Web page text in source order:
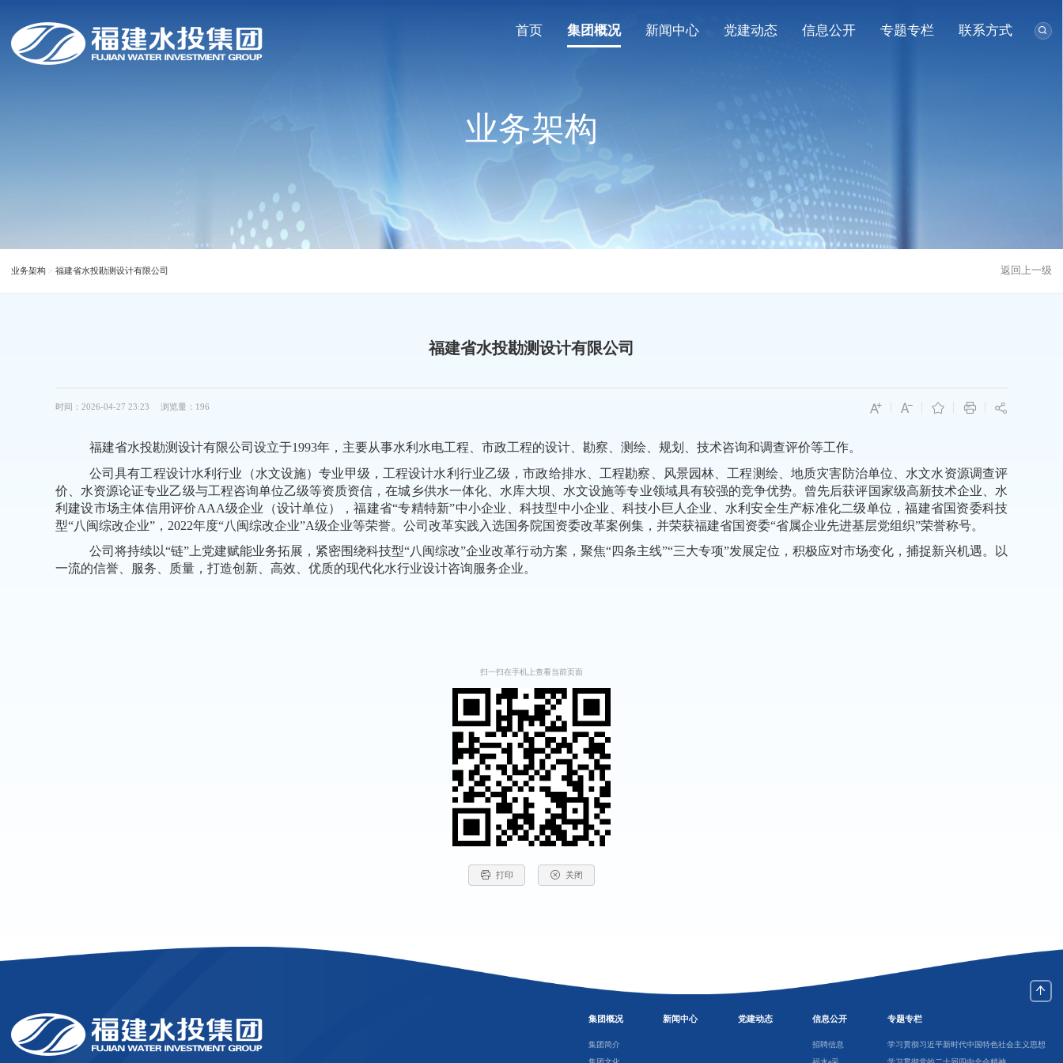
首页 集团概况 新闻中心 党建动态 信息公开 专题专栏 联系方式
业务架构
业务架构 福建省水投勘测设计有限公司 返回上一级
福建省水投勘测设计有限公司
时间：2026-04-27 23:23 浏览量：196
福建省水投勘测设计有限公司设立于1993年，主要从事水利水电工程、市政工程的设计、勘察、测绘、规划、技术咨询和调查评价等工作。
公司具有工程设计水利行业（水文设施）专业甲级，工程设计水利行业乙级，市政给排水、工程勘察、风景园林、工程测绘、地质灾害防治单位、水文水资源调查评
价、水资源论证专业乙级与工程咨询单位乙级等资质资信，在城乡供水一体化、水库大坝、水文设施等专业领域具有较强的竞争优势。 曾先后获评国家级高新技术企业、水
利建设市场主体信用评价AAA级企业（设计单位） ，福建省“专精特新”中小企业 科技型中小企业、科技小巨人企业 水利安全生产标准化二级单位 ，福建省国资委科技
型“八闽综改企业”，2022年度“八闽综改企业”A级企业等荣誉。 公司改革实践入选国务院国资委改革案例集， 并荣获福建省国资委“省属企业先进基层党组织”荣誉称号。
公司将持续以“链”上党建赋能业务拓展，紧密围绕科技型“八闽综改”企业改革行动方案，聚焦“四条主线”“三大专项”发展定位，积极应对市场变化，捕捉新兴机遇。以
一流的信誉、服务、质量，打造创新、高效、优质的现代化水行业设计咨询服务企业。
扫一扫在手机上查看当前页面
打印 关闭
集团概况
集团简介
新闻中心 党建动态 信息公开
招聘信息
专题专栏
学习贯彻习近平新时代中国特色社会主义思想